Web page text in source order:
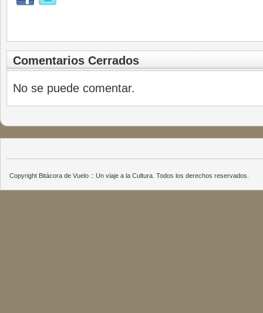
Comentarios Cerrados
No se puede comentar.
Copyright Bitácora de Vuelo :: Un viaje a la Cultura. Todos los derechos reservados.